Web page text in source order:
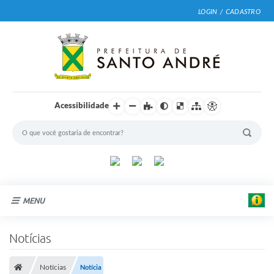
LOGIN / CADASTRO
Acessibilidade
MENU
Notícias
Notícias Notícia